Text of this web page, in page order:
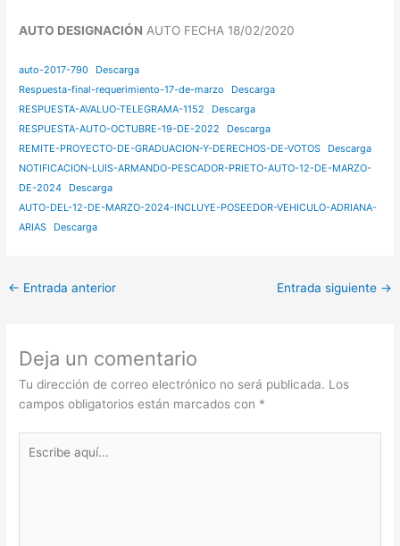
AUTO DESIGNACIÓN AUTO FECHA 18/02/2020
auto-2017-790
Descarga
Respuesta-final-requerimiento-17-de-marzo
Descarga
RESPUESTA-AVALUO-TELEGRAMA-1152
Descarga
RESPUESTA-AUTO-OCTUBRE-19-DE-2022
Descarga
REMITE-PROYECTO-DE-GRADUACION-Y-DERECHOS-DE-VOTOS
Descarga
NOTIFICACION-LUIS-ARMANDO-PESCADOR-PRIETO-AUTO-12-DE-MARZO-
DE-2024
Descarga
AUTO-DEL-12-DE-MARZO-2024-INCLUYE-POSEEDOR-VEHICULO-ADRIANA-
ARIAS
Descarga
← Entrada anterior Entrada siguiente →
Deja un comentario
Tu dirección de correo electrónico no será publicada. Los
campos obligatorios están marcados con *
aquí...